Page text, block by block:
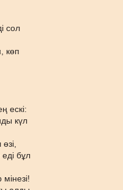
сол
көп
ескі:
күл
бұл